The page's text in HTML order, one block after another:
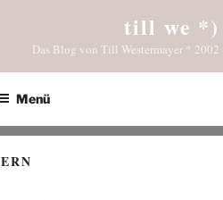
till we *)
Das Blog von Till Westermayer * 2002
Menü